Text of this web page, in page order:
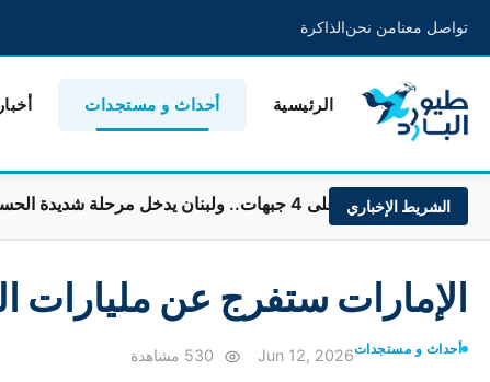
تواصل معنامن نحنالذاكرة
الرئيسية أحداث و مستجدات
الشريط الإخباري
يدخل مرحلة شديدة الحساسية
الإمارات ستفرج عن مليارات
أحداث و مستجداتJun 12, 2026